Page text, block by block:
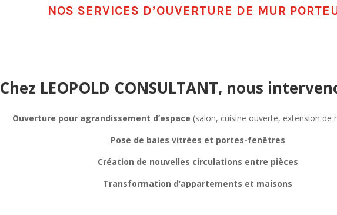
NOS SERVICES D’OUVERTURE DE MUR
Chez LEOPOLD CONSULTANT, nous
Ouverture pour agrandissement d’espace (salon, cuisine ouverte, extension de
Pose de baies vitrées et portes-fenêtres
Création de nouvelles circulations entre pièces
Transformation d’appartements et maisons